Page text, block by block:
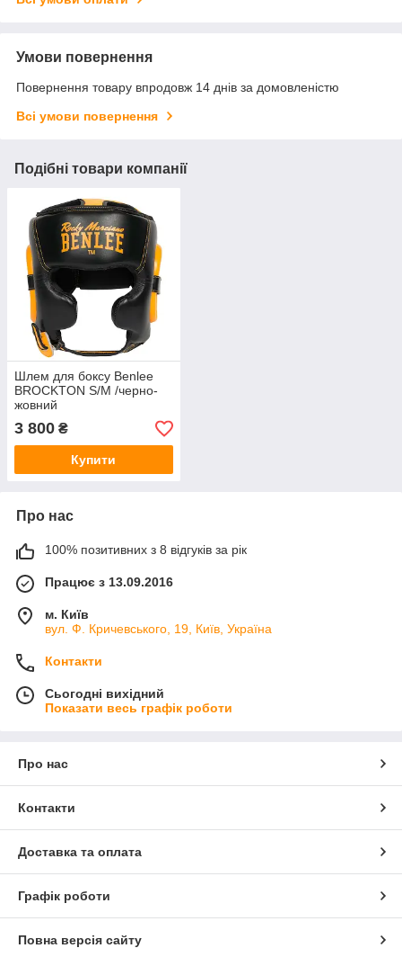
Умови повернення
Повернення товару впродовж 14 днів за домовленістю
Всі умови повернення
Подібні товари компанії
Шлем для боксу Benlee
BROCKTON S/M /черно-
жовний
3 800 ₴
Купити
Про нас
100% позитивних з 8 відгуків за рік
Працює з 13.09.2016
м. Київ
вул. Ф. Кричевського, 19, Київ, Україна
Контакти
Сьогодні вихідний
Показати весь графік роботи
Про нас
Контакти
Доставка та оплата
Графік роботи
Повна версія сайту